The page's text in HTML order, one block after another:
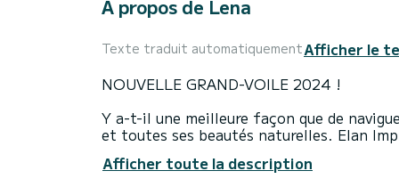
À propos de Lena
Texte traduit automatiquementAfficher le
NOUVELLE GRAND-VOILE 2024 !
Y a-t-il une meilleure façon que de
et toutes ses beautés naturelles. Elan
vous pouvez trouver 2 couchettes
Afficher toute la description